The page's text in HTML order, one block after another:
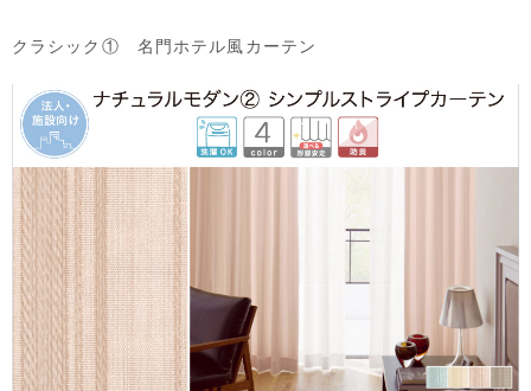
クラシック① 名門ホテル風カーテン